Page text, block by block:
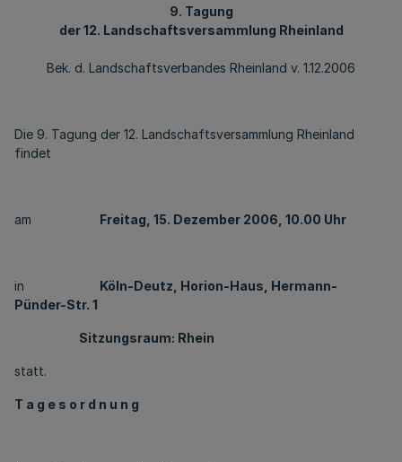
9. Tagung
der 12. Landschaftsversammlung Rheinland
Bek. d. Landschaftsverbandes Rheinland v. 1.12.2006
Die 9. Tagung der 12. Landschaftsversammlung Rheinland
findet
am Freitag, 15. Dezember 2006, 10.00 Uhr
in Köln-Deutz, Horion-Haus, Hermann-
Pünder-Str. 1
Sitzungsraum: Rhein
statt.
T a g e s o r d n u n g